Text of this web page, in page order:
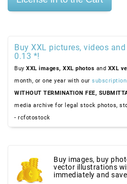
Buy XXL pictures, videos
0.13 *!
Buy XXL images, XXL photos and XXL
month, or one year with our
WITHOUT TERMINATION FEE,
media archive for legal stock photos,
- rcfotostock
Buy images, buy
vector illustrations
immediately and